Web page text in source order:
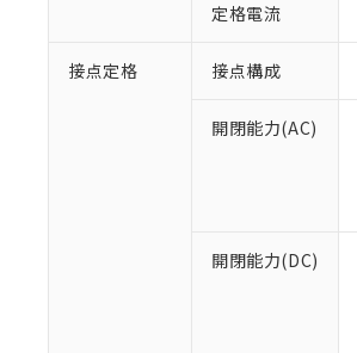
定格電流
接点定格 接点構成
開閉能力(AC)
開閉能力(DC)